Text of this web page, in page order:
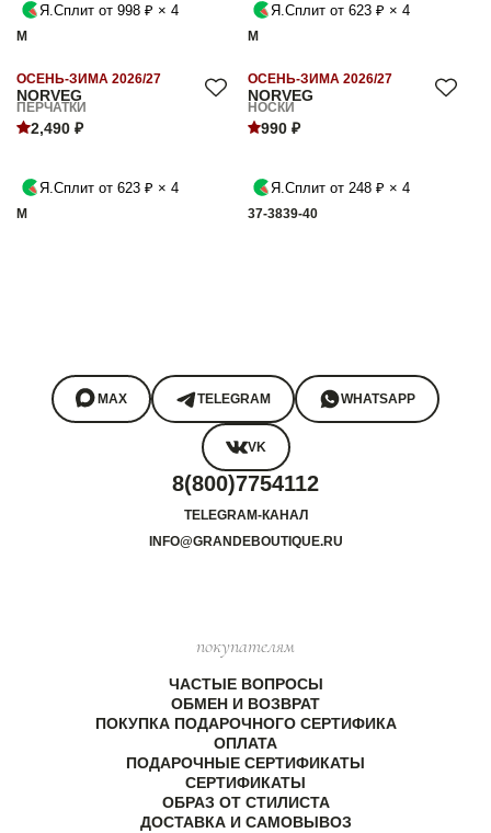
Я.Сплит от 998 ₽ × 4
M
Я.Сплит от 623 ₽ × 4
M
NORVEG
ОСЕНЬ-ЗИМА 2026/27
ПЕРЧАТКИ
2,490 ₽
Я.Сплит от 623 ₽ × 4
M
NORVEG
ОСЕНЬ-ЗИМА 2026/27
НОСКИ
990 ₽
Я.Сплит от 248 ₽ × 4
37-3839-40
MAX TELEGRAM WHATSAPP
VK
8(800)7754112
TELEGRAM-КАНАЛ
INFO@GRANDEBOUTIQUE.RU
покупателям
ЧАСТЫЕ ВОПРОСЫ
ОБМЕН И ВОЗВРАТ
ПОКУПКА ПОДАРОЧНОГО СЕРТИФИКА
ОПЛАТА
ПОДАРОЧНЫЕ СЕРТИФИКАТЫ
СЕРТИФИКАТЫ
ОБРАЗ ОТ СТИЛИСТА
ДОСТАВКА И САМОВЫВОЗ